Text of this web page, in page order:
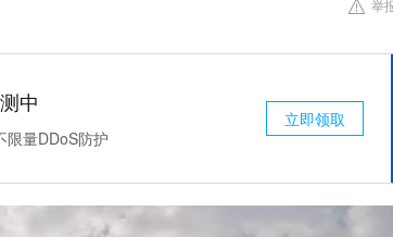
举
中
限量DDoS防护
立即领取